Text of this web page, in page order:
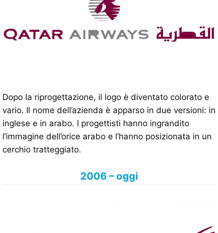
Dopo la riprogettazione, il logo è diventato colorato e
vario. Il nome dell’azienda è apparso in due versioni: in
inglese e in arabo. I progettisti hanno ingrandito
l’immagine dell’orice arabo e l’hanno posizionata in un
cerchio tratteggiato.
2006 – oggi